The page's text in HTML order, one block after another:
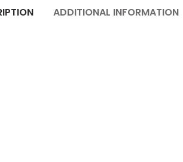
ADDITIONAL INFORMATION